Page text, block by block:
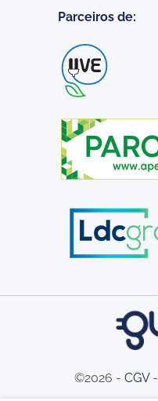
Parceiros de:
©2026 - CGV-